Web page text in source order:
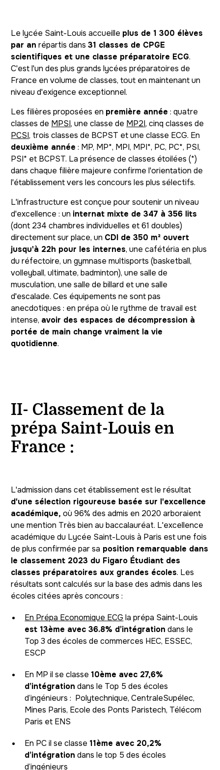
Le lycée Saint-Louis accueille plus de 1 300 élèves
par an répartis dans31 classes de CPGE
scientifiques et une classe préparatoire ECG.
C'est l'un des plus grands lycées préparatoires de
France en volume de classes, tout en maintenant un
niveau d'exigence exceptionnel.
Les filières proposées en première année : quatre
classes de MPSI, une classe de MP2I, cinq classes de
PCSI, trois classes de BCPST et une classe ECG. En
deuxième année : MP, MP*, MPI, MPI*, PC, PC*, PSI,
PSI* et BCPST. La présence de classes étoilées (*)
dans chaque filière majeure confirme l'orientation de
l'établissement vers les concours les plus sélectifs.
L'infrastructure est conçue pour soutenir un niveau
d'excellence : un internat mixte de 347 à 356 lits
(dont 234 chambres individuelles et 61 doubles)
directement sur place, un CDI de 350 m² ouvert
jusqu'à 22h pour les internes, une cafétéria en plus
du réfectoire, un gymnase multisports (basketball,
volleyball, ultimate, badminton), une salle de
musculation, une salle de billard et une salle
d'escalade. Ces équipements ne sont pas
anecdotiques : en prépa où le rythme de travail est
intense, avoir des espaces de décompression à
portée de main change vraiment la vie
quotidienne.
II- Classement de la
prépa Saint-Louis en
France :
L'admission dans cet établissement est le résultat
d'une sélection rigoureuse basée sur l'excellence
académique, où 96% des admis en 2020 arboraient
une mention Très bien au baccalauréat. L'excellence
académique du Lycée Saint-Louis à Paris est une fois
de plus confirmée par sa position remarquable dans
le classement 2023 du Figaro Étudiant des
classes préparatoires aux grandes écoles. Les
résultats sont calculés sur la base des admis dans les
écoles citées après concours :
En Prépa Economique ECG la prépa Saint-Louis
est 13ème avec 36.8% d’intégration dans le
Top 3 des écoles de commerces HEC, ESSEC,
ESCP
En MP il se classe 10ème avec 27,6%
d’intégration dans le Top 5 des écoles
d’ingénieurs : Polytechnique, CentraleSupélec,
Mines Paris, Ecole des Ponts Paristech, Télécom
Paris et ENS
En PC il se classe 11ème avec 20,2%
d’intégration dans le top 5 des écoles
d’ingénieurs